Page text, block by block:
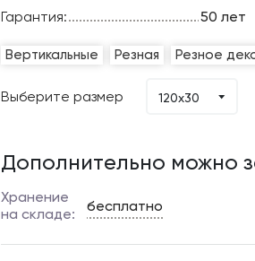
Гарантия:
50 лет
Вертикальные Резная Резное
Выберите размер 120х30
Дополнительно можно
Хранение
на складе:
бесплатно